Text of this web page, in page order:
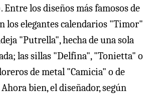
Entre los diseños más famosos de
los elegantes calendarios "Timor"
"Putrella", hecha de una sola
las sillas "Delfina", "Tonietta" o
de metal "Camicia" o de
bien, el diseñador, según